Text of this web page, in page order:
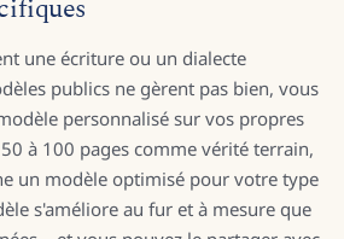
sur vos registres
une écriture ou un dialecte
publics ne gèrent pas bien, vous
personnalisé sur vos propres
à 100 pages comme vérité terrain,
un modèle optimisé pour votre type